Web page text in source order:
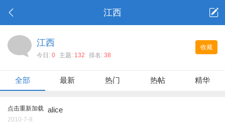
江西
收藏
江西
今日: 0 主题: 132 排名: 38
全部 最新 热门 热帖 精华
点击重新加载 alice
2010-7-8